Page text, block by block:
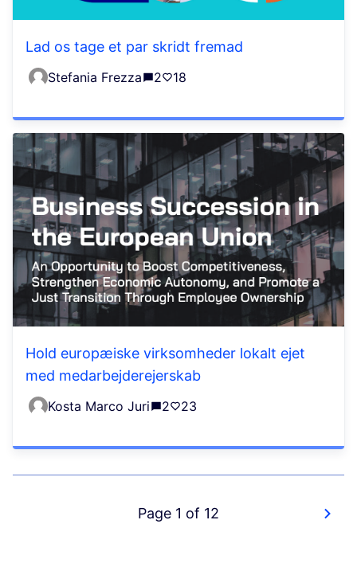
Lad os tage et par skridt fremad
Stefania Frezza 2 18
Hold europæiske virksomheder lokalt ejet
med medarbejderejerskab
Kosta Marco Juri 2 23
Page 1 of 12